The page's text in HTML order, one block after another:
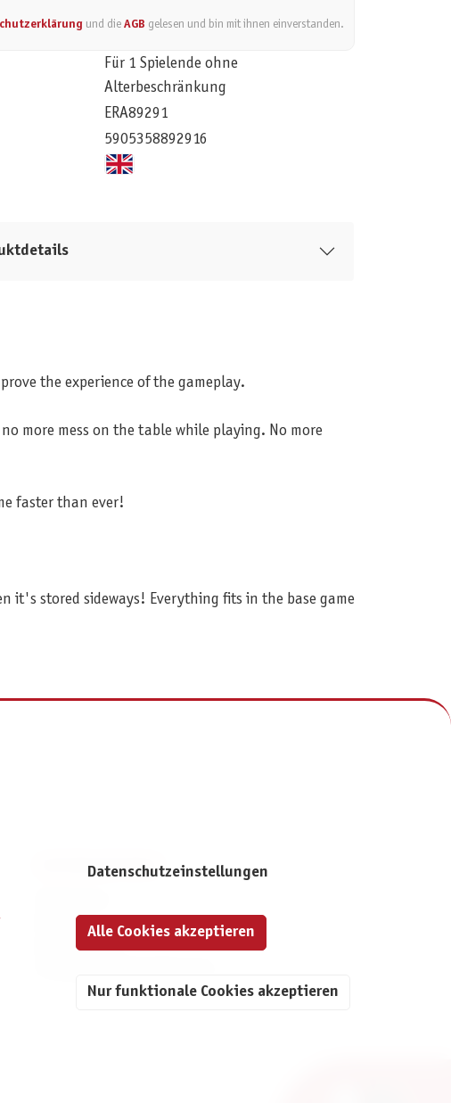
und dieAGB gelesen und bin mit ihnen einverstanden.
Für 1 Spielende ohne
Alterbeschränkung
ERA89291
5905358892916
the experience of the gameplay.
more mess on the table while playing. No more
faster than ever!
it's stored sideways! Everything fits in the base game
INFORMATIONEN
Kontakt
Datenschutz
Datenschutzeinstellungen
Nur funktionale Cookies akzeptieren
Alle Cookies akzeptieren